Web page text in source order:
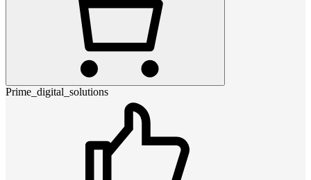
Prime_digital_solutions